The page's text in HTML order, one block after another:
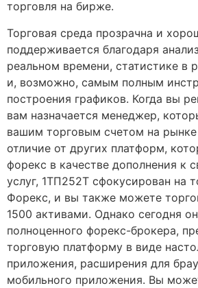
торговля на бирже.
Торговая среда прозрачна и
поддерживается благодаря
реальном времени, статистике в
и, возможно, самым полным
построения графиков. Когда вы
вам назначается менеджер,
вашим торговым счетом на
отличие от других платформ,
форекс в качестве дополнения к
услуг, 1ТП252Т сфокусирован на
Форекс, и вы также можете
1500 активами. Однако сегодня
полноценного форекс-брокера,
торговую платформу в виде
приложения, расширения для
мобильного приложения. Вы